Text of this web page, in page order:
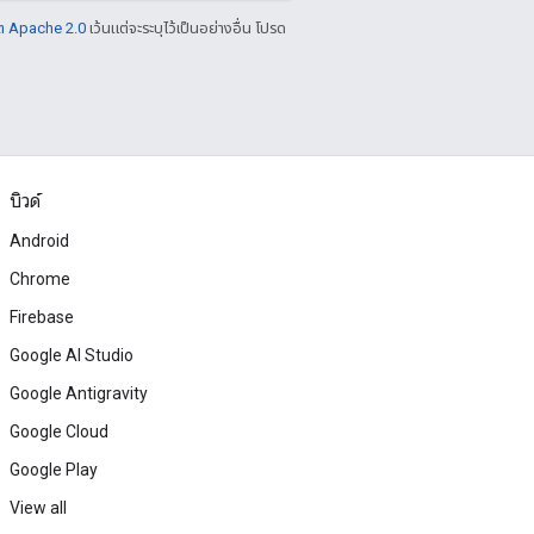
Apache 2.0เว้นแต่จะระบุไว้เป็นอย่างอื่น โปรด
บิวด์
Android
Chrome
Firebase
Google AI Studio
Google Antigravity
Google Cloud
Google Play
View all